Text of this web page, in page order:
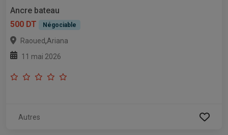
Ancre bateau
500 DT
Négociable
Raoued,Ariana
11 mai 2026
Autres